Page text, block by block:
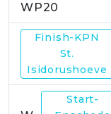
WP20
Finish-KPN
St.
Isidorushoeve
Start-